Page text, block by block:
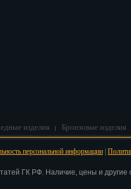
изделия Бронзовые изделия
персональной информации
ГК РФ. Наличие, цены и другие